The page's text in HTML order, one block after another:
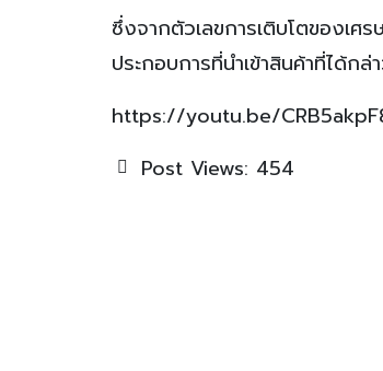
ซึ่งจากตัวเลขการเติบโตของเศ
ประกอบการที่นำเข้าสินค้าที่ได้กล่
https://youtu.be/
Post Views: 454